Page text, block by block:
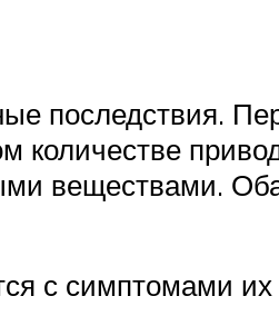
последствия.
количестве
веществами.
с симптомами их